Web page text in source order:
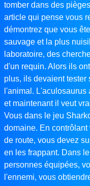
tomber dans des
article qui pense vous
démontrez que vous
sauvage et la plus
laboratoire, des
d'un requin. Alors ils
plus, ils devaient tester
l'animal.
et maintenant il veut
Vous dans le jeu
domaine. En
de route, vous devez
en les frappant. Dans
personnes équipées,
l'ennemi, vous